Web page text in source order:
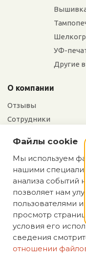
УФ-
Другие
О компании
Отзывы
Сотрудники
Вакансии
ИП Аасаметс
Файлы cookie
Мы используем
нашими
анализа событий
позволяет нам
пользователями
просмотр
условия его
сведения
отношении